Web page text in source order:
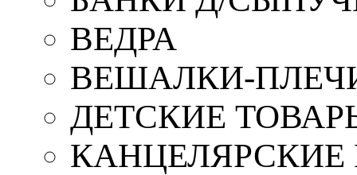
ВЕДРА
ВЕШАЛКИ-
ДЕТСКИЕ